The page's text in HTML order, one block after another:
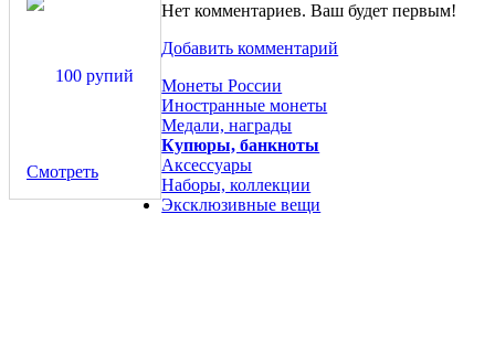
Смотреть
Нет комментариев. Ваш будет первым!
Добавить комментарий
Монеты России
Иностранные монеты
Медали, награды
Купюры, банкноты
Аксессуары
Наборы, коллекции
Эксклюзивные вещи